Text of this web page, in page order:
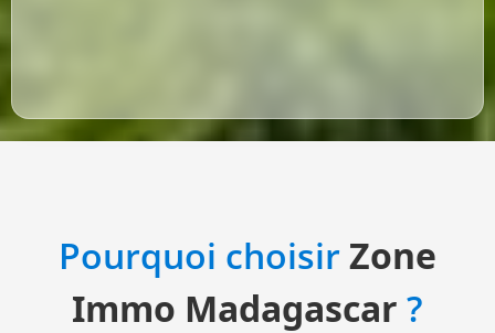
Pourquoi choisirZone
Immo Madagascar ?